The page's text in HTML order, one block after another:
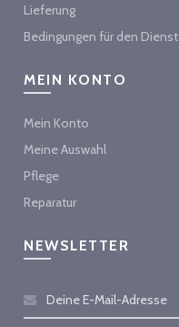
Lieferung
Bedingungen für den Dienst
MEIN KONTO
Mein Konto
Meine Auswahl
Pflege
Reparatur
NEWSLETTER